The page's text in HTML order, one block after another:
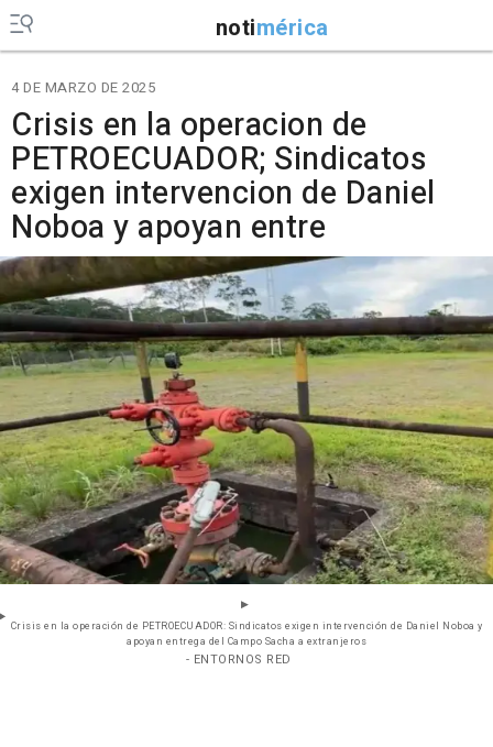
notimérica
4 DE MARZO DE 2025
Crisis en la operacion de
PETROECUADOR; Sindicatos
exigen intervencion de Daniel
Noboa y apoyan entre
Crisis en la operación de PETROECUADOR: Sindicatos exigen intervención de Daniel Noboa y
apoyan entrega del Campo Sacha a extranjeros
- ENTORNOS RED